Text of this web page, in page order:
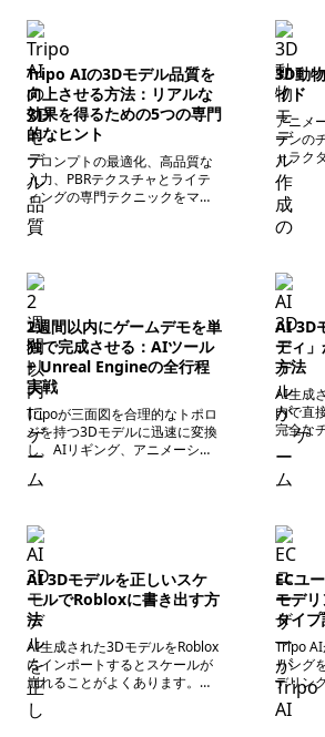
Tripo AIの3Dモデル品質を
向上させる方法：リアルな
効果を得るための5つの専門
的なヒント
プロンプトの最適化、高品質な
入力、PBRテクスチャとライテ
ィングの専門テクニックをマス
ター。生成ロジック、パラメー
タ設定から後期の精修まで、生
3D動
イド
アニメ
ーンの
ャラク
生成、
ング、
行程を
どの主
ンの両
ます。
2週間以内にゲームデモを単
独で完成させる：AIツール
+ Unreal Engineの全行程
実戦
Tripoが三面図を合理的なトポロ
ジを持つ3Dモデルに迅速に変換
し、AIリギング、アニメーショ
Sequencerを組み合わせて完全
開発を可能にすることを検証し
ました。
AI 3D
ディ
方法
AI生成
内で直
完全な
良い＝
ーマン
AI 3Dモデルを正しいスケ
ールでRobloxに書き出す方
法
AI生成された3DモデルをRoblox
にインポートするとスケールが
崩れることがよくあります。
Tripoモデリング→Blender書き
出し→Robloxインポートの正し
ECユ
モデ
タイ
Tripo
リング
デリン
術的な
説。テ